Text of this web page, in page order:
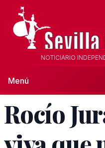
NOTICIARIO
Menú
Rocío